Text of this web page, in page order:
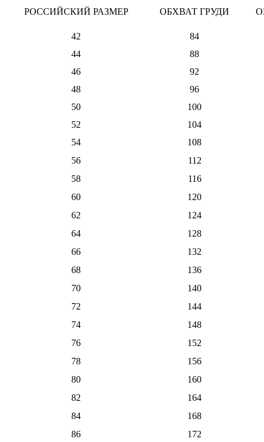
РОССИЙСКИЙ РАЗМЕР ОБХВАТ ГРУДИ
42
84
44
88
46
92
48
96
50
100
52
104
54
108
56
112
58
116
60
120
62
124
64
128
66
132
68
136
70
140
72
144
74
148
76
152
78
156
80
160
82
164
84
168
86
172